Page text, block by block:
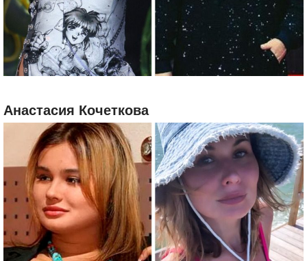
Анастасия Кочеткова